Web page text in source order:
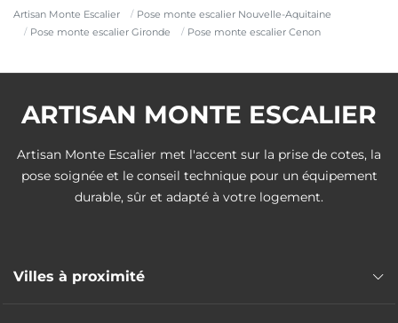
Artisan Monte Escalier
Pose monte escalier Nouvelle-Aquitaine
Pose monte escalier Gironde
Pose monte escalier Cenon
ARTISAN MONTE ESCALIER
Artisan Monte Escalier met l'accent sur la prise de cotes, la
pose soignée et le conseil technique pour un équipement
durable, sûr et adapté à votre logement.
Villes à proximité